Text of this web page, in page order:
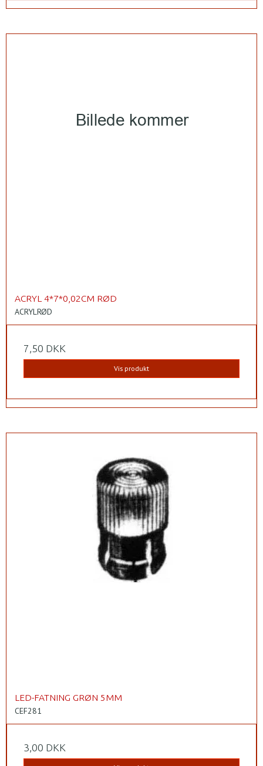
ACRYL 4*7*0,02CM RØD
ACRYLRØD
7,50 DKK
Vis produkt
LED-FATNING GRØN 5MM
CEF281
3,00 DKK